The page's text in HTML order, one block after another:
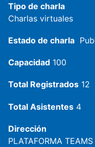
Tipo de charla
Charlas virtuales
Estado de charla
Capacidad 100
Total Registrados 12
Total Asistentes 4
Dirección
PLATAFORMA TEAMS